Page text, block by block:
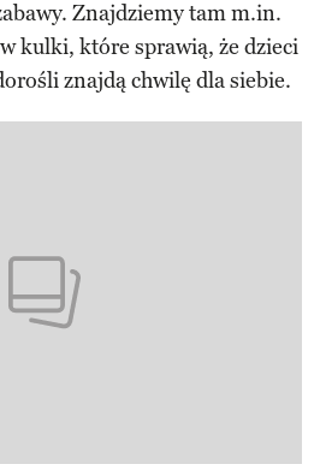
Znajdziemy tam m.in.
kulki, które sprawią, że dzieci
znajdą chwilę dla siebie.